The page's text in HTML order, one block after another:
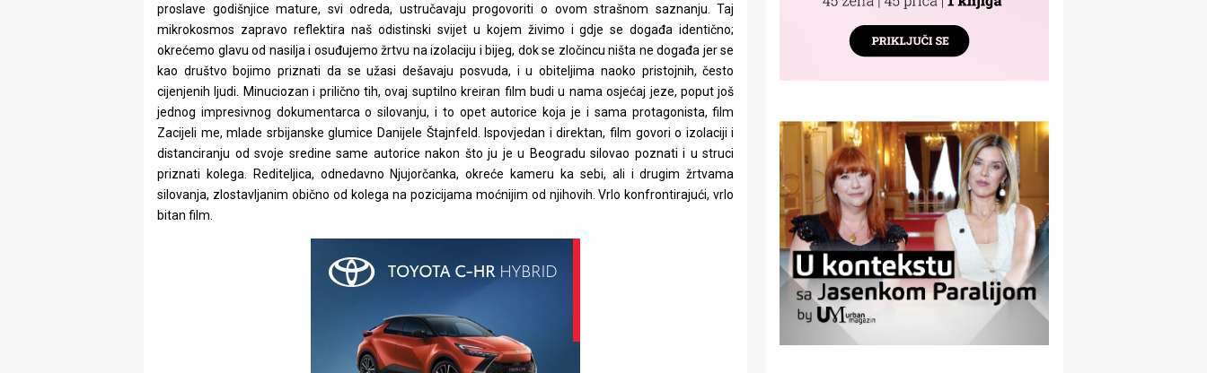
proslave godišnjice mature, svi odreda, ustručavaju progovoriti o ovom strašnom saznanju. Taj
mikrokosmos zapravo reflektira naš odistinski svijet u kojem živimo i gdje se događa identično;
okrećemo glavu od nasilja i osuđujemo žrtvu na izolaciju i bijeg, dok se zločincu ništa ne događa jer se
kao društvo bojimo priznati da se užasi dešavaju posvuda, i u obiteljima naoko pristojnih, često
cijenjenih ljudi. Minuciozan i prilično tih, ovaj suptilno kreiran film budi u nama osjećaj jeze, poput još
jednog impresivnog dokumentarca o silovanju, i to opet autorice koja je i sama protagonista, film
Zacijeli me, mlade srbijanske glumice Danijele Štajnfeld. Ispovjedan i direktan, film govori o izolaciji i
distanciranju od svoje sredine same autorice nakon što ju je u Beogradu silovao poznati i u struci
priznati kolega. Rediteljica, odnedavno Njujorčanka, okreće kameru ka sebi, ali i drugim žrtvama
silovanja, zlostavljanim obično od kolega na pozicijama moćnijim od njihovih. Vrlo konfrontirajući, vrlo
bitan film.